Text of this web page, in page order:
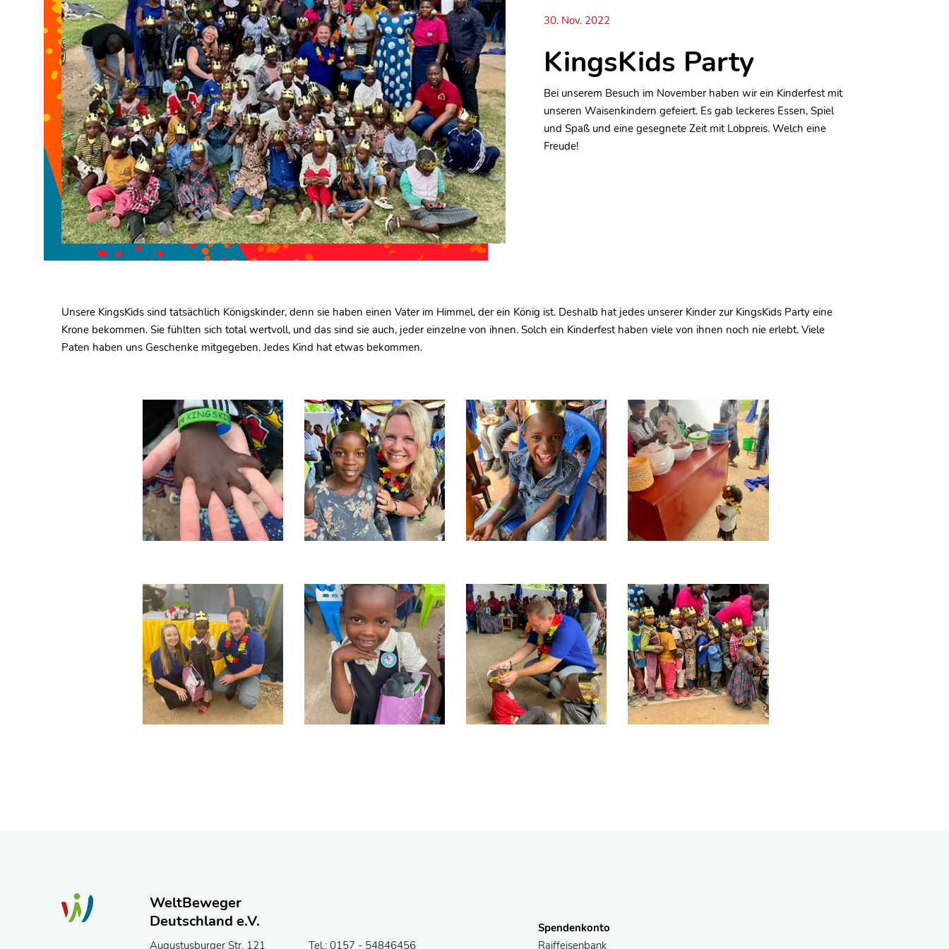
30. Nov. 2022
KingsKids Party
Bei unserem Besuch im November haben wir ein Kinderfest mit
unseren Waisenkindern gefeiert. Es gab leckeres Essen, Spiel
und Spaß und eine gesegnete Zeit mit Lobpreis. Welch eine
Freude!
Unsere KingsKids sind tatsächlich Königskinder, denn sie haben einen Vater im Himmel, der ein König ist. Deshalb hat jedes unserer Kinder zur KingsKids Party eine
Krone bekommen. Sie fühlten sich total wertvoll, und das sind sie auch, jeder einzelne von ihnen. Solch ein Kinderfest haben viele von ihnen noch nie erlebt. Viele
Paten haben uns Geschenke mitgegeben. Jedes Kind hat etwas bekommen.
WeltBeweger
Deutschland e.V.
Augustusburger Str. 121 Tel.: 0157 - 54846456
Spendenkonto
Raiffeisenbank